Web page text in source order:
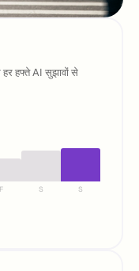
हफ्ते AI सुझावों से
F S S